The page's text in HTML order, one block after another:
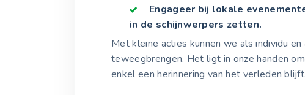
Engageer bij lokale
in de schijnwerpers zetten.
Met kleine acties kunnen we als individu
teweegbrengen. Het ligt in onze handen
enkel een herinnering van het verleden blijft.